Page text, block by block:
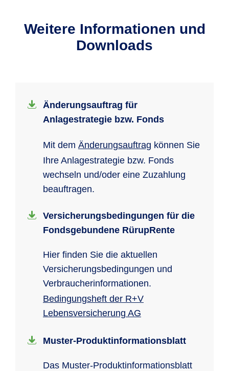
Weitere Informationen und
Downloads
Änderungsauftrag für
Anlagestrategie bzw. Fonds
Mit dem Änderungsauftrag können Sie
Ihre Anlagestrategie bzw. Fonds
wechseln und/oder eine Zuzahlung
beauftragen.
Versicherungsbedingungen für die
Fondsgebundene RürupRente
Hier finden Sie die aktuellen
Versicherungsbedingungen und
Verbraucherinformationen.
Bedingungsheft der R+V
Lebensversicherung AG
Muster-Produkt­informations­blatt
Das Muster-Produkt­in­for­ma­tions­blatt